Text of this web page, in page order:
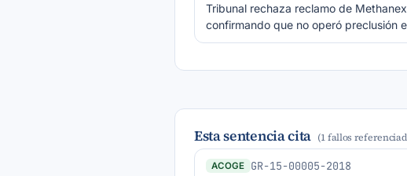
Tribunal rechaza reclamo de
confirmando que no operó preclusión
Esta sentencia cita (1 fallos
ACOGE GR-15-00005-2018